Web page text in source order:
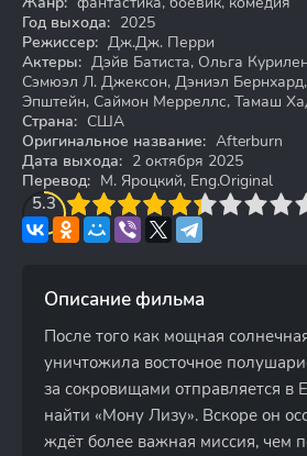
Год выхода: 2025
Режиссер: Дж.Дж. Перри
Актеры: Дэйв Батиста, Ольга
Сэмюэл Л. Джексон, Дэниэл
Эпштейн, Саймон Мерреллс, Тамаш
Страна: США
Оригинальное название: Afterburn
Дата выхода: 2 октября 2025
Перевод: М. Яроцкий, Eng.Original
5.3
4 5 6 7 8 9 10
Описание фильма
После того как мощная
уничтожила восточное
за сокровищами отправляется в
найти «Мону Лизу». Вскоре он
ждёт более важная миссия, чем